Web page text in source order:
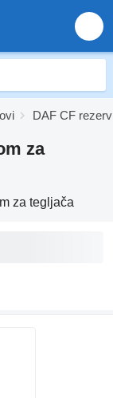
DAF CF
za
za tegljača